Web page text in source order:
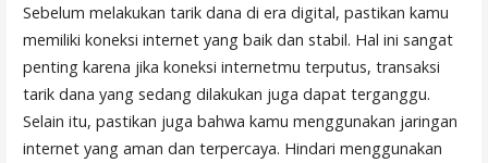
Sebelum melakukan tarik dana di era digital, pastikan kamu
memiliki koneksi internet yang baik dan stabil. Hal ini sangat
penting karena jika koneksi internetmu terputus, transaksi
tarik dana yang sedang dilakukan juga dapat terganggu.
Selain itu, pastikan juga bahwa kamu menggunakan jaringan
internet yang aman dan terpercaya. Hindari menggunakan